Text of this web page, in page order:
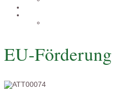
EU-Förderung